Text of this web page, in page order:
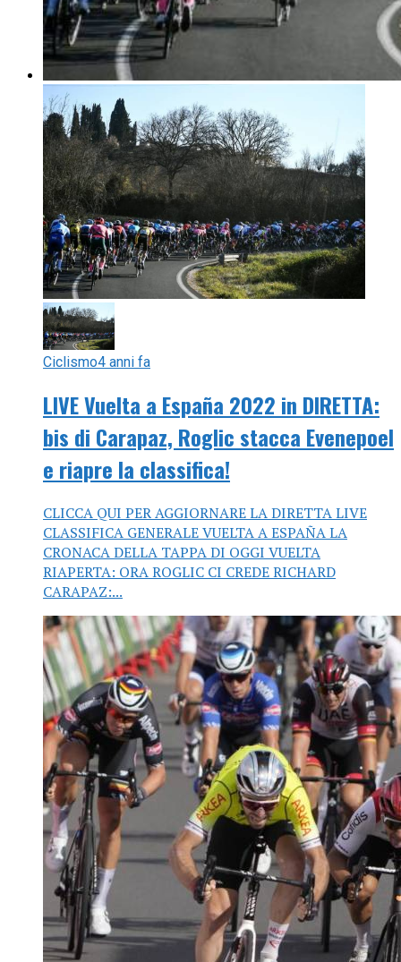
Ciclismo4 anni fa
LIVE Vuelta a España 2022 in DIRETTA:
bis di Carapaz, Roglic stacca Evenepoel
e riapre la classifica!
CLICCA QUI PER AGGIORNARE LA DIRETTA LIVE
CLASSIFICA GENERALE VUELTA A ESPAÑA LA
CRONACA DELLA TAPPA DI OGGI VUELTA
RIAPERTA: ORA ROGLIC CI CREDE RICHARD
CARAPAZ:...